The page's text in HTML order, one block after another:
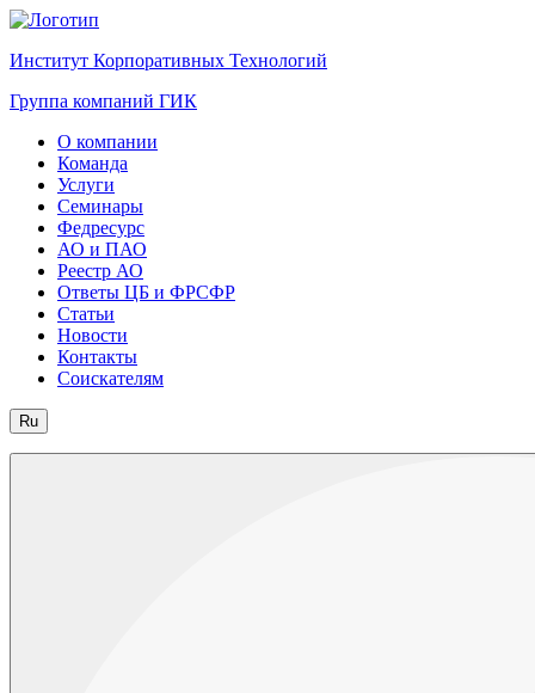
Институт Корпоративных Технологий
Группа компаний ГИК
О компании
Команда
Услуги
Семинары
Федресурс
АО и ПАО
Реестр АО
Ответы ЦБ и ФРСФР
Статьи
Новости
Контакты
Соискателям
Ru